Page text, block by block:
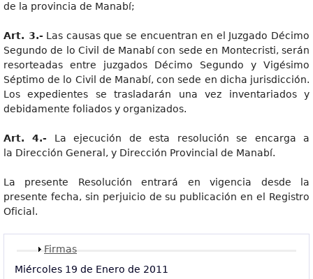
de la provincia de Manabí;
Art. 3.- Las causas que se encuentran en el Juzgado Décimo
Segundo de lo Civil de Manabí con sede en Montecristi, serán
resorteadas entre juzgados Décimo Segundo y Vigésimo
Séptimo de lo Civil de Manabí, con sede en dicha jurisdicción.
Los expedientes se trasladarán una vez inventariados y
debidamente foliados y organizados.
Art. 4.- La ejecución de esta resolución se encarga a
la Dirección General, y Dirección Provincial de Manabí.
La presente Resolución entrará en vigencia desde la
presente fecha, sin perjuicio de su publicación en el Registro
Oficial.
Mostrar
Firmas
Miércoles 19 de Enero de 2011